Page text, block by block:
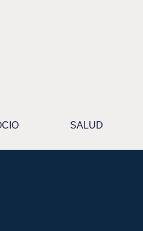
SALUD